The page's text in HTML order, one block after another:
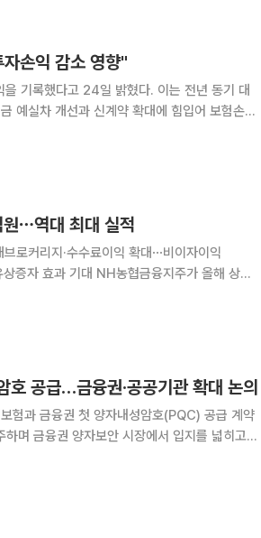
손익 감소 영향"
기록했다고 24일 밝혔다. 이는 전년 동기 대
⋯역대 최대 실적
로커리지·수수료이익 확대⋯비이자이익
금융지주가 올해 상반
다, 자본시장
공급…금융권·공공기관 확대 논의
험과 금융권 첫 양자내성암호(PQC) 공급 계약
며 금융권 양자보안 시장에서 입지를 넓히고
다. 현재 1